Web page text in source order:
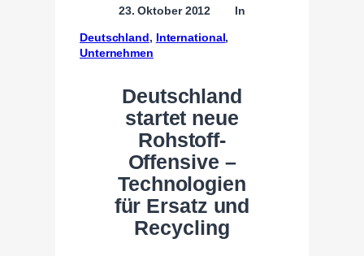
23. Oktober 2012 In
Deutschland, International
Unternehmen
Deutschland
startet neue
Rohstoff-
Offensive –
Technologien
für Ersatz und
Recycling